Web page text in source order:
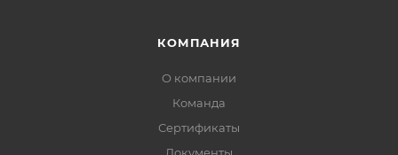
КОМПАНИЯ
О компании
Команда
Сертификаты